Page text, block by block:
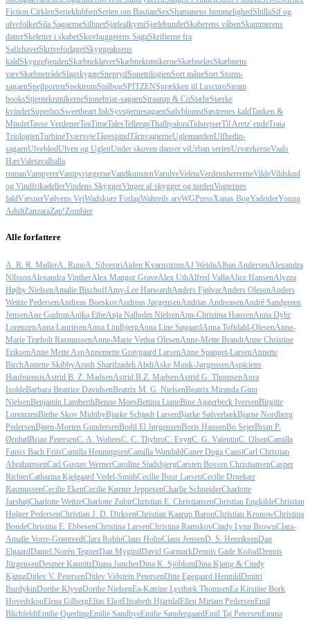
Fiction CirklenSerieklubbenSerien om BastianSexShamanens hemmelighedShillaSif og
ulvefolketSila SagaerneSilhuetSjælealkymiSjælebundetSkaberens våbenSkammerens
datterSkeletter i skabetSkovhuggerens SagaSkrifterne fra
SafirhavetSkriveforlagetSkyggeaksens
kaldSkyggefjendenSkæbnekløverSkæbnekrønikerneSkæbneløsSkæbnens
vævSkæbnetrådeSlagskyggeSneprydSonetrilogienSort måneSort Storm-
sagaenSpejlportenSpektrumSpilbogSPITZENSprækken til LuscuroSteam
booksStjernekrønikerneStonebriar-sagaenStraarup & CoStæhrStærke
kvinderSuperluxSweetheart InkSyvstjernesagaenSølvblomstSøstrenes kaldTanken &
MindetTavse VerdenerTeaTimeTalesTellerupThalliyaloraTidsrejserTil Aretz' endeTraia
TriologienTurbineTværvejeTågespindTårnvagterneUglemandenUlfhedin-
sagaenUlveblodUlven og UglenUnder skoven danser viUrban serienUrværkerneVaals
HærValetavalhalla
romanVampyrerVampyrjægerneVandkunstenVarulveVeletaVerdensherrerneVildeVildskud
og VindfrikadellerVindens SkyggerVinger af skygger og tordenVogternes
faldVæsnerVølvens VejWadskjær ForlagWahreils arvWGPressXanas BogYadriderYoung
AdultZanzaraZap!Zombier
Alle forfattere
A. R. R. MøllerA. RuneA. SilvestriAiden KvarnströmAJ WeidaAlban AndersenAlexandra
NilssonAlexandra VintherAlex Mangor GraveAlex UthAlfred ValløAlice HansenAlyzza
Højby NielsenAmalie BischoffAmy-Lee HarwardtAnders FjølvarAnders OlesenAnders
Weitze PedersenAndreas BoeskovAndreas JørgensenAndrias AndreasenAndré Sandgreen
JensenAne GudrunAnika EibeAnja Nalholm NielsenAnn-Christina HansenAnna Dyhr
LorenzenAnna LauritsenAnna LindbjergAnna Line SøgaardAnna Toftdahl-OlesenAnne-
Marie Træholt RasmussenAnne-Marie Vedsø OlesenAnne-Mette BrandtAnne Christine
EriksenAnne Mette AspAnnemette Gravgaard LarsenAnne Spanget-LarsenAnnette
BirchAnnette SkibbyArash Sharifzadeh AbdiAske Munk-JørgensenAspíciens
HaufniensisAstrid B. Z. MadsenAstrid B.Z. MadsenAstrid G. ThomsenAura
IsoldeBarbara Beatrice DavidsenBeatrix M. G. NielsenBeatrix Miranda Ginn
NielsenBenjamin LamberthBenno MoesBettina LianeBine Aggerbeck IversenBirgitte
LorentzenBirthe Skov MidtibyBjarke Schjødt LarsenBjarke SølverbækBjarne Nordberg
PedersenBjørn-Morten GundersenBodil El JørgensenBoris HansenBo SejerBrian P.
ØrnbølBrian PetersenC. A. WoltersC. C. ThybroC. EvyttC. G. ValentinC. OlsenCamilla
Fønss Bach FriisCamilla HenningsenCamilla WandahlCaner Doga CansiCarl Christian
AbrahamsenCarl Gustav WernerCaroline StadsbjergCarsten Bossen ChristiansenCasper
RichterCatharina Kjelgaard Vedel-SmithCecilie Buur LarsenCecilie Druekær
RasmussenCecilie EkenCecilie Kørner JeppesenCharlie SchneiderCharlotte
JarshøjCharlotte WeitzeCharlotte ZubirChristian E. ChristiansenChristian EngkildeChristian
Holger PedersenChristian J. D. DirksenChristian Kaarup BaronChristian KronowChristina
BondeChristina E. EbbesenChristina LarsenChristina RamskovCindy Lynn BrownClara-
Amalie Vorre-GrøntvedClara RobinClaus HolmClaus JensenD. S. HenriksenDan
ElgaardDaniel Norén TegnerDan MygindDavid GarmarkDennis Gade KofodDennis
JürgensenDesmer KaunitzDiana JuncherDina K. SjöblomDina Kjøng & Cindy
KjøngDitlev V. PetersenDitlev Viðstein PetersenDitte Egegaard HennildDmitri
BurdykinDorthe KlyvøDorthe NielsenEa-Katrine Lystbæk ThomsenEa Kirstine Bork
HovedskouElena GilbergElias EliotElisabeth HjartdalEllen Miriam PedersenEmil
BlichfeldtEmilie QuerlingEmilie SandbyeEmilie SøndergaardEmil Taj PetersenEmma